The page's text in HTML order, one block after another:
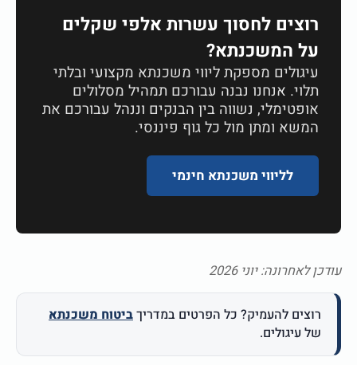
רוצים לחסוך עשרות אלפי שקלים
על המשכנתא?
עיגולים מספקת ליווי משכנתא מקצועי ובלתי
תלוי. אנחנו נבנה עבורכם תמהיל מסלולים
אופטימלי, נשווה בין הבנקים וננהל עבורכם את
המשא ומתן מול כל גוף פיננסי.
לליווי משכנתא חינמי
עודכן לאחרונה: יוני 2026
רוצים להעמיק? כל הפרטים במדריךביטוח משכנתא
של עיגולים.